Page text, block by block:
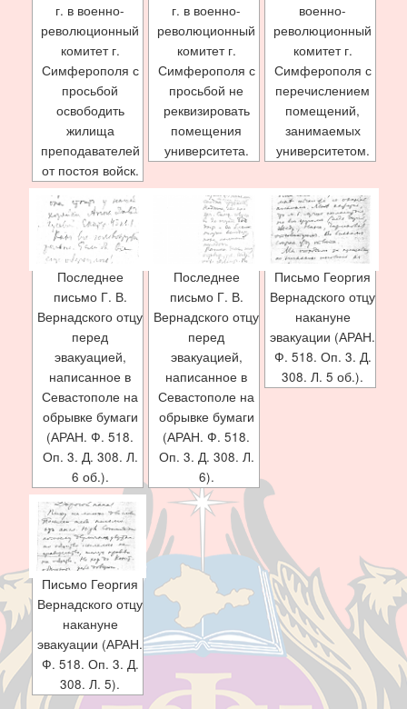
г. в военно-
революционный
комитет г.
Симферополя с
просьбой
освободить
жилища
преподавателей
от постоя войск.
г. в военно-
революционный
комитет г.
Симферополя с
просьбой не
реквизировать
помещения
университета.
военно-
революционный
комитет г.
Симферополя с
перечислением
помещений,
занимаемых
университетом.
Последнее
письмо Г. В.
Вернадского отцу
перед
эвакуацией,
написанное в
Севастополе на
обрывке бумаги
(АРАН. Ф. 518.
Оп. 3. Д. 308. Л.
6 об.).
Последнее
письмо Г. В.
Вернадского отцу
перед
эвакуацией,
написанное в
Севастополе на
обрывке бумаги
(АРАН. Ф. 518.
Оп. 3. Д. 308. Л.
6).
Письмо Георгия
Вернадского отцу
накануне
эвакуации (АРАН.
Ф. 518. Оп. 3. Д.
308. Л. 5 об.).
Письмо Георгия
Вернадского отцу
накануне
эвакуации (АРАН.
Ф. 518. Оп. 3. Д.
308. Л. 5).